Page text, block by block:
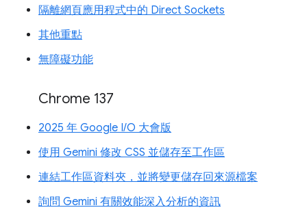
隔離網頁應用程式中的 Direct Sockets
其他重點
無障礙功能
Chrome 137
2025 年 Google I/O 大會版
使用 Gemini 修改 CSS 並儲存至工作區
連結工作區資料夾，並將變更儲存回來源檔案
詢問 Gemini 有關效能深入分析的資訊